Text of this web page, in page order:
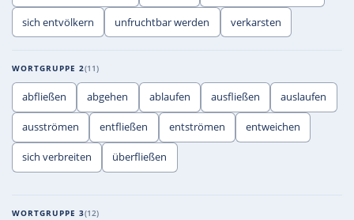
sich entvölkern unfruchtbar werden verkarsten
WORTGRUPPE 2 11
abfließen abgehen ablaufen ausfließen auslaufen
ausströmen entfließen entströmen entweichen
sich verbreiten überfließen
WORTGRUPPE 3 12